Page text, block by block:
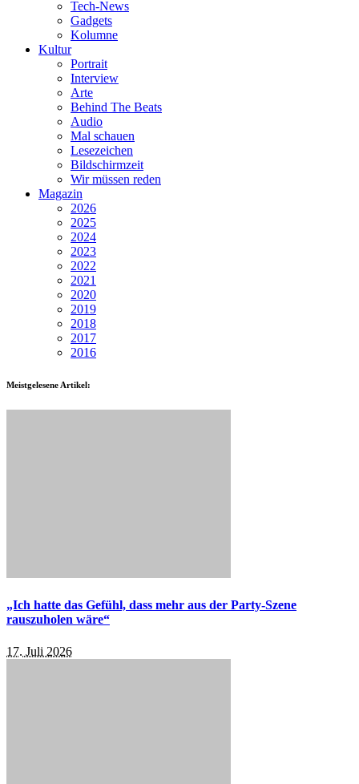
Tech-News
Gadgets
Kolumne
Kultur
Portrait
Interview
Arte
Behind The Beats
Audio
Mal schauen
Lesezeichen
Bildschirmzeit
Wir müssen reden
Magazin
2026
2025
2024
2023
2022
2021
2020
2019
2018
2017
2016
Meistgelesene Artikel:
„Ich hatte das Gefühl, dass mehr aus der Party-Szene
rauszuholen wäre“
17. Juli 2026